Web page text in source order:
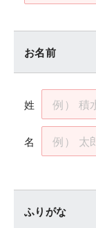
お名前
姓
名
ふりがな